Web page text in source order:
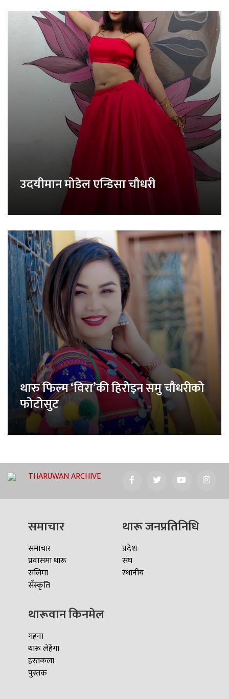
उदयीमान मोडेल एन्डिसा चौधरी
थारु फिल्म ‘विरा’की हिरोइन समु चौधरीको
फोटोसुट
THARUWAN ARCHIVE
समाचार
समाचार
प्रवासमा थारू
सलिमा
सँस्कृति
थारू जनप्रतिनिधि
प्रदेश
संघ
स्थानीय
थारूवान किनमेल
गहना
थारू लेहेँगा
हस्तकला
पुस्तक